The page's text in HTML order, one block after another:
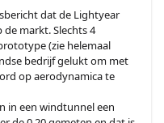
dat de Lightyear
markt. Slechts 4
(zie helemaal
bedrijf gelukt om met
op aerodynamica te
in een windtunnel een